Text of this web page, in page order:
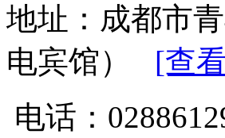
地址：成都市
电宾馆） [查
电话：